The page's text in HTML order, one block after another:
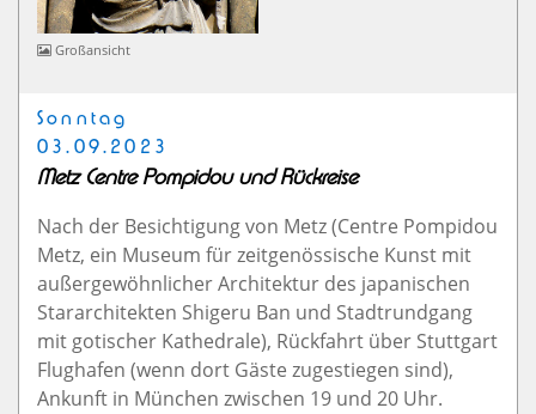
Großansicht
Sonntag
03.09.2023
Metz Centre Pompidou und Rückreise
Nach der Besichtigung von Metz (Centre Pompidou
Metz, ein Museum für zeitgenössische Kunst mit
außergewöhnlicher Architektur des japanischen
Stararchitekten Shigeru Ban und Stadtrundgang
mit gotischer Kathedrale), Rückfahrt über Stuttgart
Flughafen (wenn dort Gäste zugestiegen sind),
Ankunft in München zwischen 19 und 20 Uhr.